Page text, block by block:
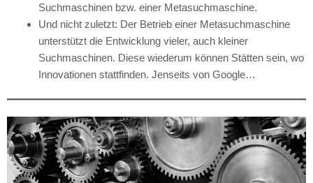
Suchmaschinen bzw. einer Metasuchmaschine.
Und nicht zuletzt: Der Betrieb einer Metasuchmaschine
unterstützt die Entwicklung vieler, auch kleiner
Suchmaschinen. Diese wiederum können Stätten sein, wo
Innovationen stattfinden. Jenseits von Google…